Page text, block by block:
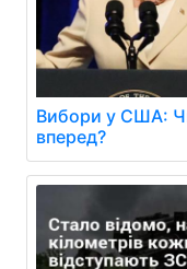
Вибори у США:
вперед?